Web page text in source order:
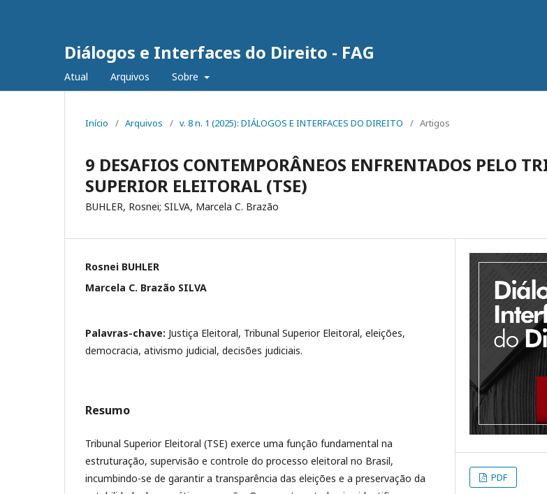
Diálogos e Interfaces do Direito - FAG
Atual Arquivos Sobre
Início / Arquivos / v. 8 n. 1 (2025): DIÁLOGOS E INTERFACES DO DIREITO / Artigos
9 DESAFIOS CONTEMPORÂNEOS ENFRENTADOS PELO
SUPERIOR ELEITORAL (TSE)
BUHLER, Rosnei; SILVA, Marcela C. Brazão
Rosnei BUHLER
Marcela C. Brazão SILVA
Palavras-chave: Justiça Eleitoral, Tribunal Superior Eleitoral, eleições,
democracia, ativismo judicial, decisões judiciais.
Resumo
Tribunal Superior Eleitoral (TSE) exerce uma função fundamental na
estruturação, supervisão e controle do processo eleitoral no Brasil,
incumbindo-se de garantir a transparência das eleições e a preservação da
PDF